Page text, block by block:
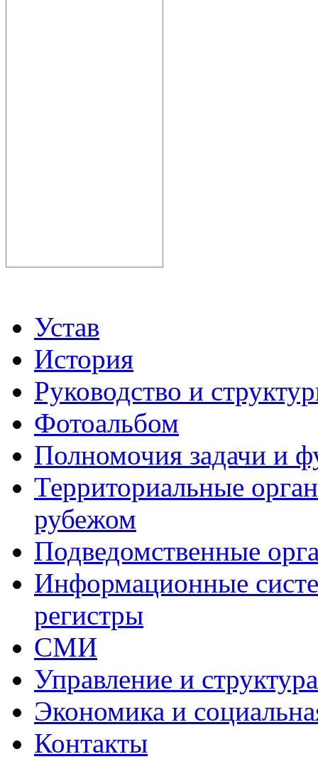
Устав
История
Руководство и
Фотоальбом
Полномочия задачи и
Территориальные
рубежом
Подведомственные
Информационные
регистры
СМИ
Управление и
Экономика и
Контакты